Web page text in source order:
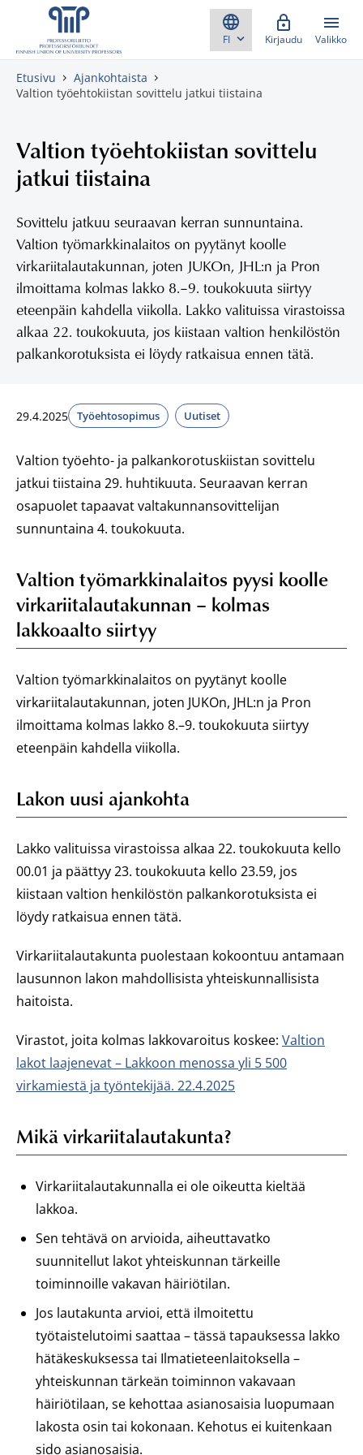
Skippaa sisältö
Kirjaudu Valikko
Etusivu
Ajankohtaista
Valtion työehtokiistan sovittelu jatkui tiistaina
Valtion työehtokiistan sovittelu
jatkui tiistaina
Sovittelu jatkuu seuraavan kerran sunnuntaina.
Valtion työmarkkinalaitos on pyytänyt koolle
virkariitalautakunnan, joten JUKOn, JHL:n ja Pron
ilmoittama kolmas lakko 8.–9. toukokuuta siirtyy
eteenpäin kahdella viikolla. Lakko valituissa virastoissa
alkaa 22. toukokuuta, jos kiistaan valtion henkilöstön
palkankorotuksista ei löydy ratkaisua ennen tätä.
29.4.2025 Työehtosopimus Uutiset
Valtion työehto- ja palkankorotuskiistan sovittelu
jatkui tiistaina 29. huhtikuuta. Seuraavan kerran
osapuolet tapaavat valtakunnansovittelijan
sunnuntaina 4. toukokuuta.
Valtion työmarkkinalaitos pyysi koolle
virkariitalautakunnan – kolmas
lakkoaalto siirtyy
Valtion työmarkkinalaitos on pyytänyt koolle
virkariitalautakunnan, joten JUKOn, JHL:n ja Pron
ilmoittama kolmas lakko 8.–9. toukokuuta siirtyy
eteenpäin kahdella viikolla.
Lakon uusi ajankohta
Lakko valituissa virastoissa alkaa 22. toukokuuta kello
00.01 ja päättyy 23. toukokuuta kello 23.59, jos
kiistaan valtion henkilöstön palkankorotuksista ei
löydy ratkaisua ennen tätä.
Virkariitalautakunta puolestaan kokoontuu antamaan
lausunnon lakon mahdollisista yhteiskunnallisista
haitoista.
Virastot, joita kolmas lakkovaroitus koskee: Valtion
lakot laajenevat – Lakkoon menossa yli 5 500
virkamiestä ja työntekijää. 22.4.2025
Mikä virkariitalautakunta?
Virkariitalautakunnalla ei ole oikeutta kieltää
lakkoa.
Sen tehtävä on arvioida, aiheuttavatko
suunnitellut lakot yhteiskunnan tärkeille
toiminnoille vakavan häiriötilan.
Jos lautakunta arvioi, että ilmoitettu
työtaistelutoimi saattaa – tässä tapauksessa lakko
hätäkeskuksessa tai Ilmatieteenlaitoksella –
yhteiskunnan tärkeän toiminnon vakavaan
häiriötilaan, se kehottaa asianosaisia luopumaan
lakosta osin tai kokonaan. Kehotus ei kuitenkaan
sido asianosaisia.